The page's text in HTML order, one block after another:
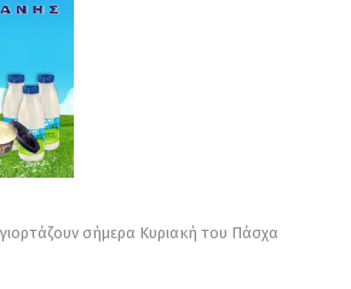
γιορτάζουν σήμερα Κυριακή του Πάσχα